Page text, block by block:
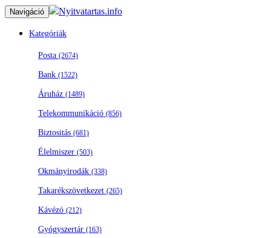
Navigáció Nyitvatartas.info
Kategóriák
Posta (2674)
Bank (1522)
Áruház (1489)
Telekommunikáció (856)
Biztositás (681)
Élelmiszer (503)
Okmányirodák (338)
Takarékszövetkezet (265)
Kávézó (212)
Gyógyszertár (163)